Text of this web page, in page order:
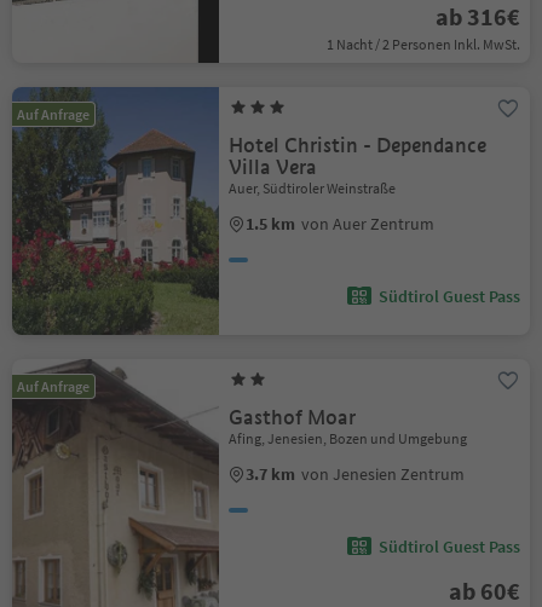
ab 316€
1 Nacht / 2 Personen Inkl. MwSt.
Auf Anfrage
Hotel Christin - Dependance
Villa Vera
Auer, Südtiroler Weinstraße
1.5 km von Auer Zentrum
Südtirol Guest Pass
Auf Anfrage
Gasthof Moar
Afing, Jenesien, Bozen und Umgebung
3.7 km von Jenesien Zentrum
Südtirol Guest Pass
ab 60€